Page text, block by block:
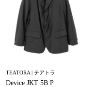
TEATORA | テアトラ
Device JKT 5B P